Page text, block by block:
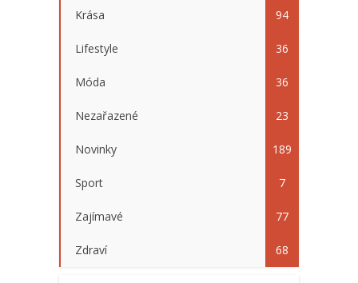
Krása 94
Lifestyle 36
Móda 36
Nezařazené 23
Novinky 189
Sport 7
Zajímavé 77
Zdraví 68